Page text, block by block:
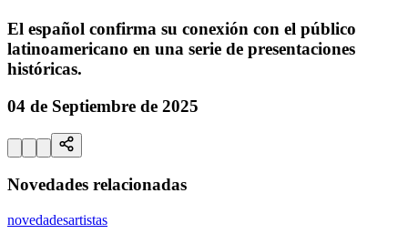
El español confirma su conexión con el público
latinoamericano en una serie de presentaciones
históricas.
04 de Septiembre de 2025
Novedades relacionadas
novedadesartistas